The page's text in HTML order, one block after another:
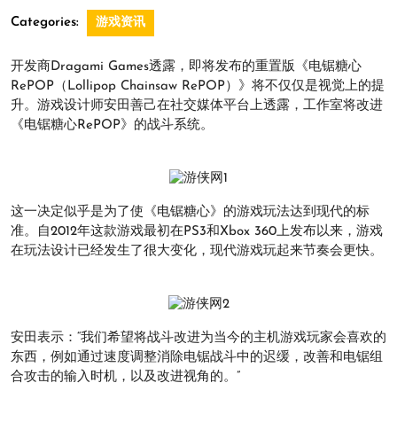
Categories: 游戏资讯
开发商Dragami Games透露，即将发布的重置版《电锯糖心
RePOP（Lollipop Chainsaw RePOP）》将不仅仅是视觉上的提
升。游戏设计师安田善己在社交媒体平台上透露，工作室将改进
《电锯糖心RePOP》的战斗系统。
这一决定似乎是为了使《电锯糖心》的游戏玩法达到现代的标
准。自2012年这款游戏最初在PS3和Xbox 360上发布以来，游戏
在玩法设计已经发生了很大变化，现代游戏玩起来节奏会更快。
安田表示：“我们希望将战斗改进为当今的主机游戏玩家会喜欢的
东西，例如通过速度调整消除电锯战斗中的迟缓，改善和电锯组
合攻击的输入时机，以及改进视角的。”